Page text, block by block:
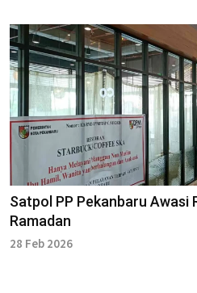
Satpol PP Pekanbaru Awasi
Ramadan
28 Feb 2026